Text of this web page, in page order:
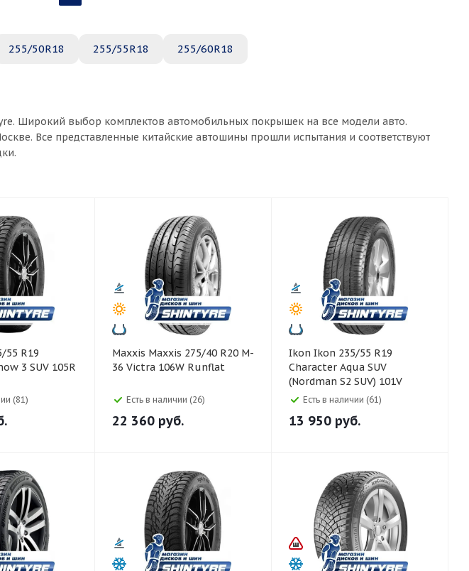
255/50R18 255/55R18 255/60R18
Широкий выбор комплектов автомобильных покрышек на все модели авто.
Все представленные китайские автошины прошли испытания и соответствуют
3 SUV 105R
(81)
Maxxis Maxxis 275/40 R20 M-
36 Victra 106W Runflat
Есть в наличии (26)
22 360 руб.
Ikon Ikon 235/55 R19
Character Aqua SUV
(Nordman S2 SUV) 101V
Есть в наличии (61)
13 950 руб.